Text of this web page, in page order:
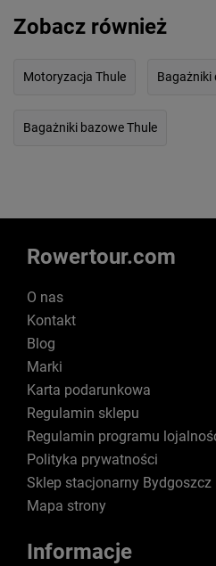
Zobacz również
Motoryzacja Thule Bagażniki
Bagażniki bazowe Thule
Rowertour.com
O nas
Kontakt
Blog
Marki
Karta podarunkowa
Regulamin sklepu
Regulamin programu
Polityka prywatności
Sklep stacjonarny Bydgoszcz
Mapa strony
Informacje